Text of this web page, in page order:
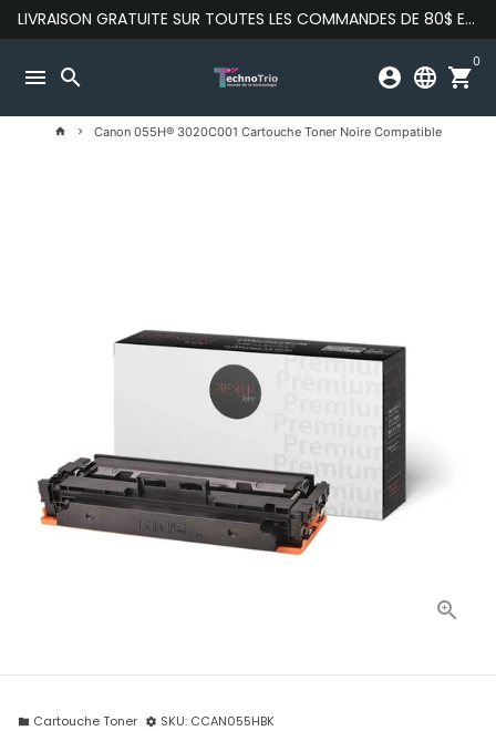
Passer
au
LIVRAISON GRATUITE SUR TOUTES LES COMMANDES DE 80$ ET PLUS
menu search account_circle language shopping_cart
0
home keyboard_arrow_right Canon 055H® 3020C001 Cartouche Toner Noire Compatible
folder Cartouche Toner settings SKU: CCAN055HBK